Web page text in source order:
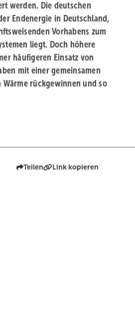
werden. Die deutschen
Endenergie in Deutschland,
Vorhabens zum
liegt. Doch höhere
häufigeren Einsatz von
mit einer gemeinsamen
rückgewinnen und so
Teilen Link kopieren